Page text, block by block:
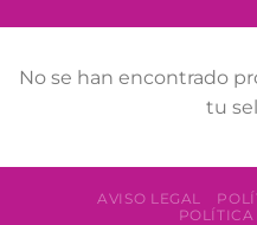
No se han encontrado
tu
AVISO LEGAL